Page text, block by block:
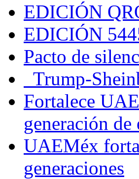
EDICIÓN
EDICIÓN
Pacto de
Trump-
Fortalece
generación
UAEMéx
generaciones